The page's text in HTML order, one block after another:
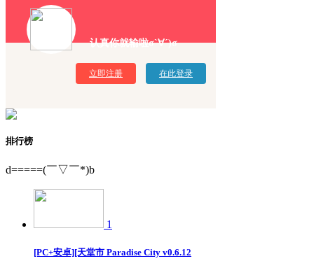
认真你就输啦σ`∀´)σ
立即注册 在此登录
排行榜
d=====(￣▽￣*)b
1
[PC+安卓][天堂市 Paradise City v0.6.12